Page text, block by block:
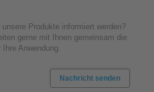
Produkte informiert werden?
gerne mit Ihnen gemeinsam die
Anwendung.
Nachricht senden